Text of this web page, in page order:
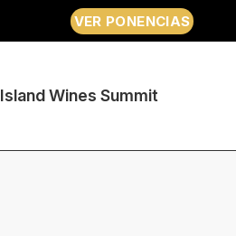
VER PONENCIAS
Island Wines Summit